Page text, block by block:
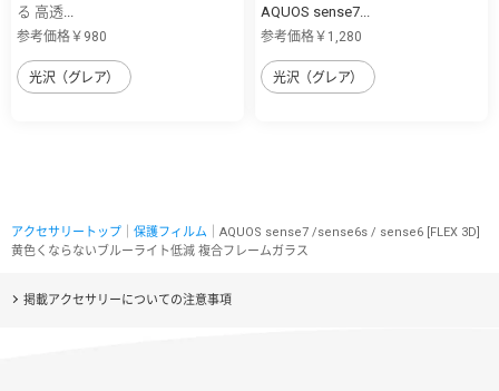
る 高透...
参考価格￥980
光沢（グレア）
AQUOS sense7...
参考価格￥1,280
光沢（グレア）
アクセサリートップ 保護フィルム ｜AQUOS sense7 /sense6s / sense6 [FLEX 3D]
黄色くならないブルーライト低減 複合フレームガラス
掲載アクセサリーについての注意事項